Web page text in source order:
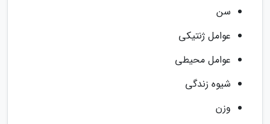
سن
عوامل ژنتیکی
عوامل محیطی
شیوه زندگی
وزن